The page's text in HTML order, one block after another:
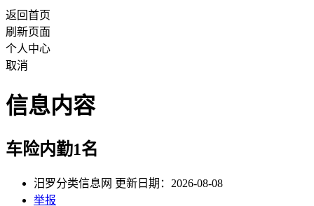
返回首页
刷新页面
个人中心
取消
信息内容
车险内勤1名
汨罗分类信息网 更新日期：2026-08-08
举报